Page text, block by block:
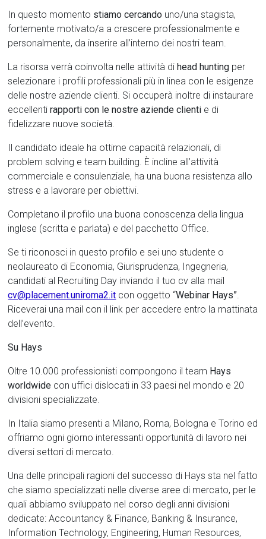
In questo momento stiamo cercando uno/una stagista,
fortemente motivato/a a crescere professionalmente e
personalmente, da inserire all’interno dei nostri team.
La risorsa verrà coinvolta nelle attività dihead hunting per
selezionare i profili professionali più in linea con le esigenze
delle nostre aziende clienti. Si occuperà inoltre di instaurare
eccellentirapporti con le nostre aziende clienti e di
fidelizzare nuove società.
Il candidato ideale ha ottime capacità relazionali, di
problem solving e team building. È incline all’attività
commerciale e consulenziale, ha una buona resistenza allo
stress e a lavorare per obiettivi.
Completano il profilo una buona conoscenza della lingua
inglese (scritta e parlata) e del pacchetto Office.
Se ti riconosci in questo profilo e sei uno studente o
neolaureato di Economia, Giurisprudenza, Ingegneria,
candidati al Recruiting Day inviando il tuo cv alla mail
cv@placement.uniroma2.it con oggetto “Webinar Hays”.
Riceverai una mail con il link per accedere entro la mattinata
dell’evento.
Su Hays
Oltre 10.000 professionisti compongono il team Hays
worldwide con uffici dislocati in 33 paesi nel mondo e 20
divisioni specializzate.
In Italia siamo presenti a Milano, Roma, Bologna e Torino ed
offriamo ogni giorno interessanti opportunità di lavoro nei
diversi settori di mercato.
Una delle principali ragioni del successo di Hays sta nel fatto
che siamo specializzati nelle diverse aree di mercato, per le
quali abbiamo sviluppato nel corso degli anni divisioni
dedicate: Accountancy & Finance, Banking & Insurance,
Information Technology, Engineering, Human Resources,